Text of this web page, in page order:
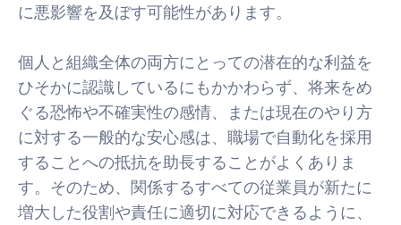
に悪影響を及ぼす可能性があります。
個人と組織全体の両方にとっての潜在的な利益を
ひそかに認識しているにもかかわらず、将来をめ
ぐる恐怖や不確実性の感情、または現在のやり方
に対する一般的な安心感は、職場で自動化を採用
することへの抵抗を助長することがよくありま
す。そのため、関係するすべての従業員が新たに
増大した役割や責任に適切に対応できるように、